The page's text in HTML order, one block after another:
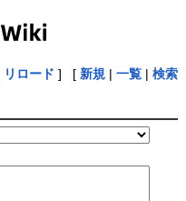
リロード ] [ 新規| 一覧| 検索